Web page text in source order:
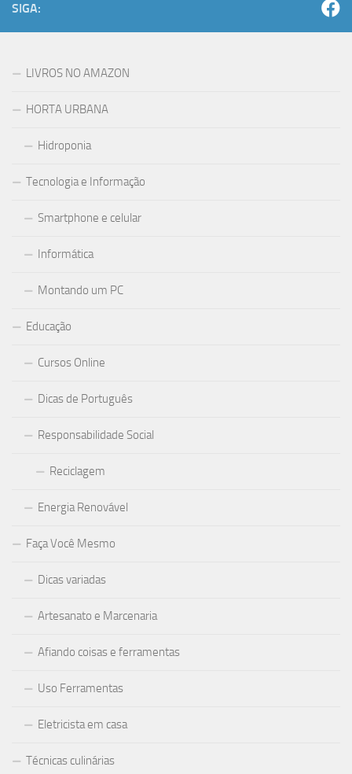
SIGA:
LIVROS NO AMAZON
HORTA URBANA
Hidroponia
Tecnologia e Informação
Smartphone e celular
Informática
Montando um PC
Educação
Cursos Online
Dicas de Português
Responsabilidade Social
Reciclagem
Energia Renovável
Faça Você Mesmo
Dicas variadas
Artesanato e Marcenaria
Afiando coisas e ferramentas
Uso Ferramentas
Eletricista em casa
Técnicas culinárias